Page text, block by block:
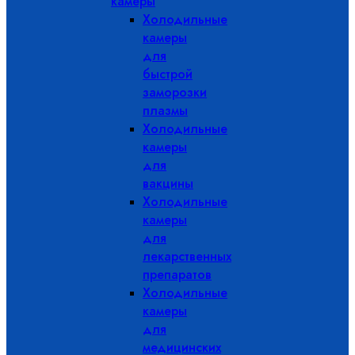
Холодильные
камеры
для
быстрой
заморозки
плазмы
Холодильные
камеры
для
вакцины
Холодильные
камеры
для
лекарственных
препаратов
Холодильные
камеры
для
медицинских